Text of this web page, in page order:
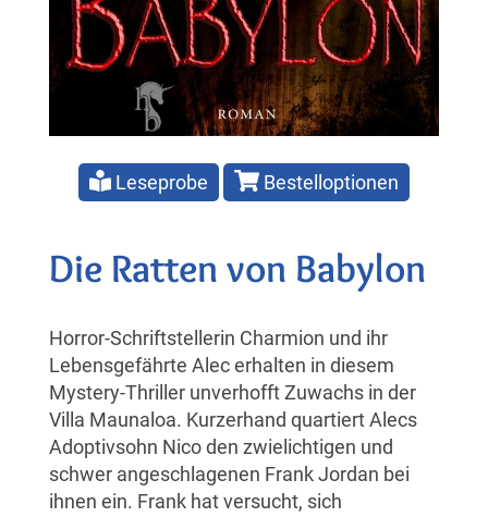
Leseprobe Bestelloptionen
Die Ratten von Babylon
Horror-Schriftstellerin Charmion und ihr
Lebensgefährte Alec erhalten in diesem
Mystery-Thriller unverhofft Zuwachs in der
Villa Maunaloa. Kurzerhand quartiert Alecs
Adoptivsohn Nico den zwielichtigen und
schwer angeschlagenen Frank Jordan bei
ihnen ein. Frank hat versucht, sich